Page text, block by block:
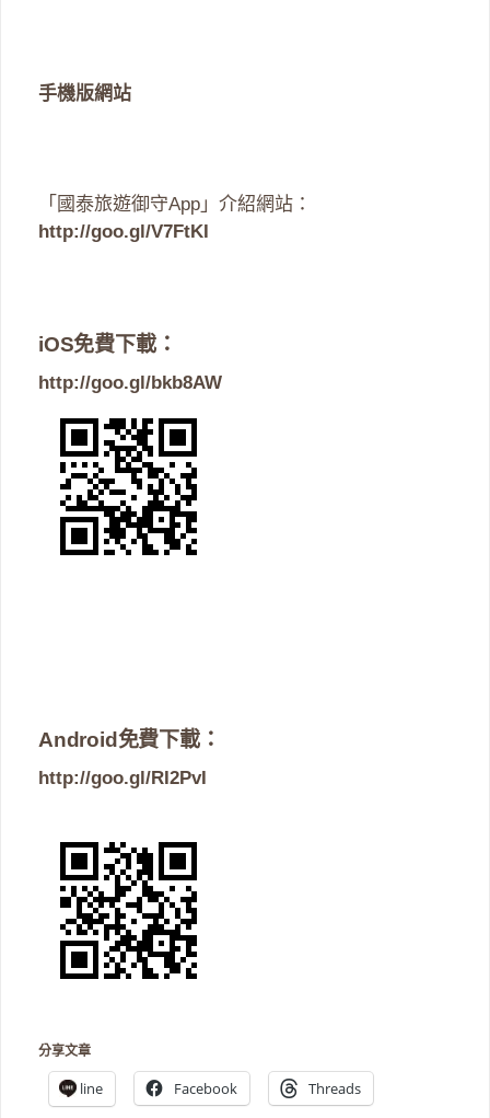
手機版網站
「國泰旅遊御守App」介紹網站：
http://goo.gl/V7FtKI
iOS免費下載：
http://goo.gl/bkb8AW
Android免費下載：
http://goo.gl/RI2PvI
分享文章
line Facebook Threads